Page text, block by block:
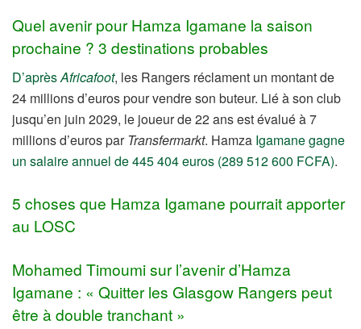
Quel avenir pour Hamza Igamane la saison
prochaine ? 3 destinations probables
D’aprèsAfricafoot, les Rangers réclament un montant de
24 millions d’euros pour vendre son buteur. Lié à son club
jusqu’en juin 2029, le joueur de 22 ans est évalué à 7
millions d’euros parTransfermarkt. Hamza Igamane gagne
un salaire annuel de 445 404 euros (289 512 600 FCFA).
5 choses que Hamza Igamane pourrait apporter
au LOSC
Mohamed Timoumi sur l’avenir d’Hamza
Igamane : « Quitter les Glasgow Rangers peut
être à double tranchant »